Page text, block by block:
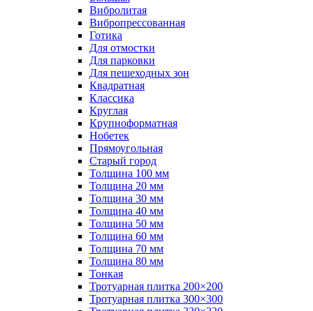
Вибролитая
Вибропрессованная
Готика
Для отмостки
Для парковки
Для пешеходных зон
Квадратная
Классика
Круглая
Крупноформатная
Нобетек
Прямоугольная
Старый город
Толщина 100 мм
Толщина 20 мм
Толщина 30 мм
Толщина 40 мм
Толщина 50 мм
Толщина 60 мм
Толщина 70 мм
Толщина 80 мм
Тонкая
Тротуарная плитка 200×200
Тротуарная плитка 300×300